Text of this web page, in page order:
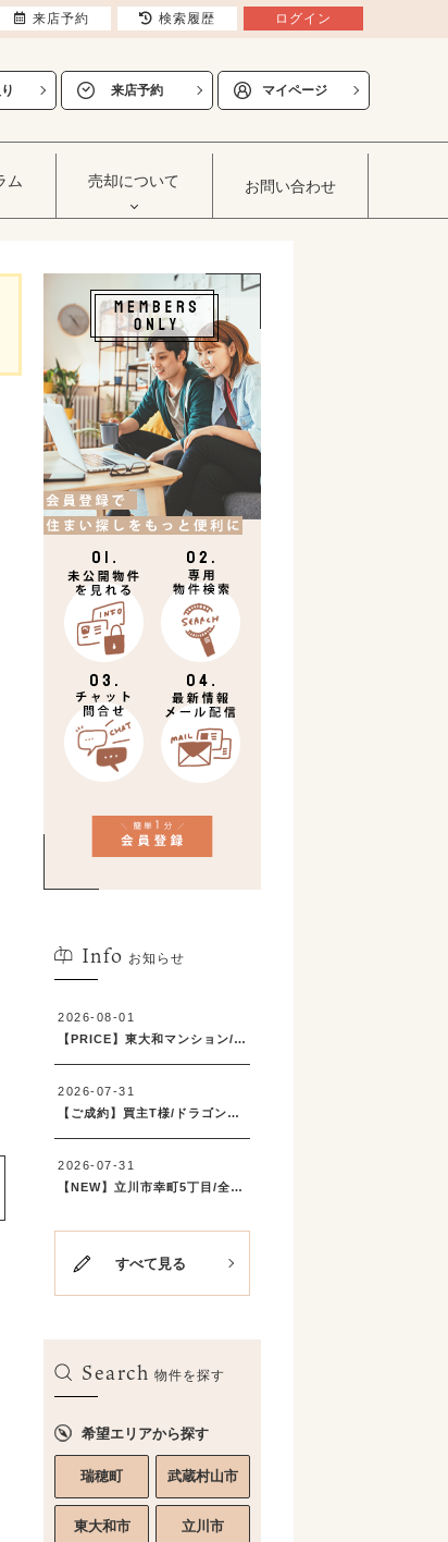
来店予約 マイページ
ム 売却について お問い合わせ
Info お知らせ
すべて見る
Search 物件を探す
希望エリアから探す
瑞穂町 武蔵村山市
東大和市 立川市
来店予約 検索履歴 ログイン